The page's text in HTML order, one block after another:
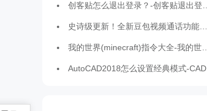
创客贴怎么退出登录？-创客贴退出登录的方法
史诗级更新！全新豆包视频通话功能来了
我的世界(minecraft)指令大全-我的世界必备指令
AutoCAD2018怎么设置经典模式-CAD2018设置经典模式的方法